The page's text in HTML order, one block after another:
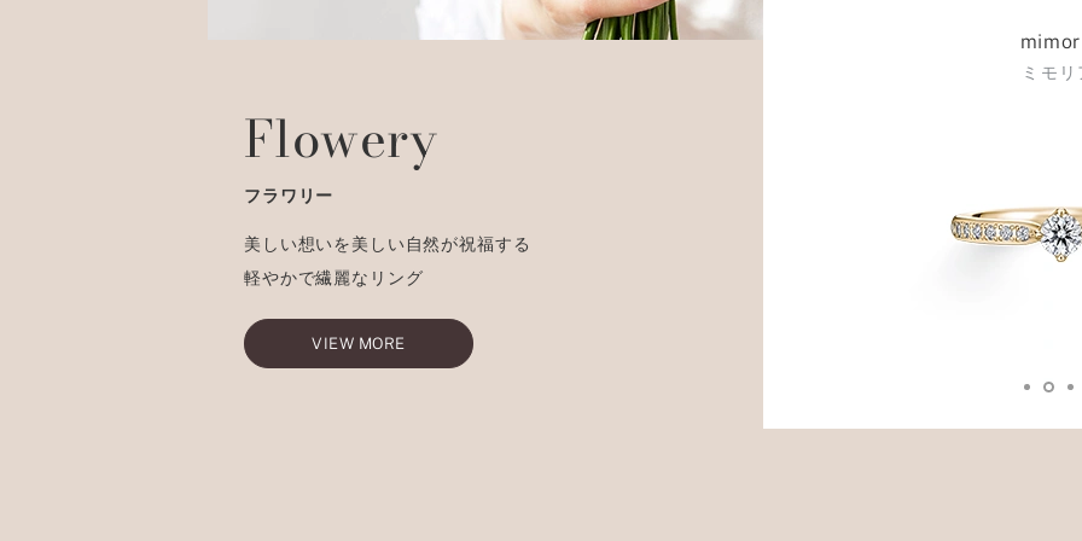
ミモリ
Flowery
フラワリー
美しい想いを美しい自然が祝福する
軽やかで繊麗なリング
VIEW MORE